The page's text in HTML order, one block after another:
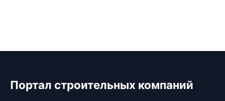
Портал строительных компаний